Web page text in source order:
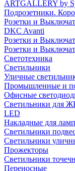
ARTGALLERY by
Подрозетники.
Розетки и
DKC Avanti
Розетки и
Розетки и
Светотехника
Светильники
Уличные
Промышленные и
Офисные
Светильники для
LED
Накладные для
Светильники
Светильники
Прожекторы
Cветильники
Переносные